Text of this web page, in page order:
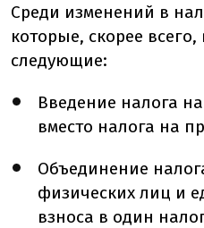
Среди изменений в
которые, скорее
следующие:
Введение налога
вместо налога на
Объединение
физических лиц и
взноса в один